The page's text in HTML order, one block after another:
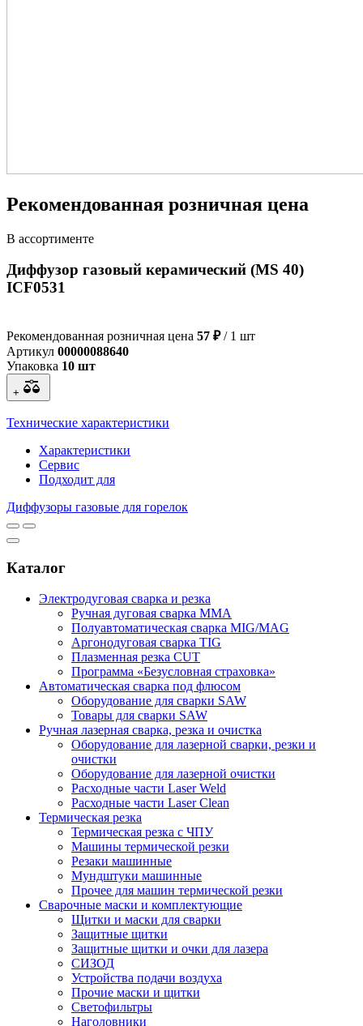
Рекомендованная розничная цена
В ассортименте
Диффузор газовый керамический (MS 40)
ICF0531
Рекомендованная розничная цена 57 ₽/ 1 шт
Артикул 00000088640
Упаковка 10 шт
+
Технические характеристики
Характеристики
Сервис
Подходит для
Диффузоры газовые для горелок
Каталог
Электродуговая сварка и резка
Ручная дуговая сварка MMA
Полуавтоматическая сварка MIG/MAG
Аргонодуговая сварка TIG
Плазменная резка CUT
Программа «Безусловная страховка»
Автоматическая сварка под флюсом
Оборудование для сварки SAW
Товары для сварки SAW
Ручная лазерная сварка, резка и очистка
Оборудование для лазерной сварки, резки и
очистки
Оборудование для лазерной очистки
Расходные части Laser Weld
Расходные части Laser Clean
Термическая резка
Термическая резка с ЧПУ
Машины термической резки
Резаки машинные
Мундштуки машинные
Прочее для машин термической резки
Сварочные маски и комплектующие
Щитки и маски для сварки
Защитные щитки
Защитные щитки и очки для лазера
СИЗОД
Устройства подачи воздуха
Прочие маски и щитки
Светофильтры
Наголовники